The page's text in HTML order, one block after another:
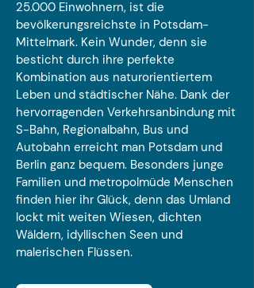
25.000 Einwohnern, ist die
bevölkerungsreichste in Potsdam-
Mittelmark. Kein Wunder, denn sie
besticht durch ihre perfekte
Kombination aus naturorientiertem
Leben und städtischer Nähe. Dank der
hervorragenden Verkehrsanbindung mit
S-Bahn, Regionalbahn, Bus und
Autobahn erreicht man Potsdam und
Berlin ganz bequem. Besonders junge
Familien und metropolmüde Menschen
finden hier ihr Glück, denn das Umland
lockt mit weiten Wiesen, dichten
Wäldern, idyllischen Seen und
malerischen Flüssen.